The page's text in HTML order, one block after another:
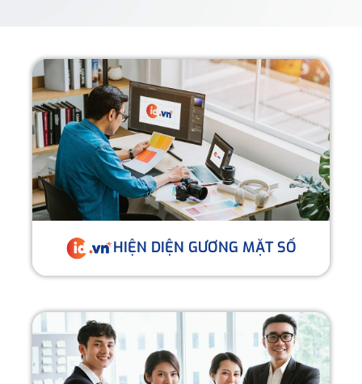
HIỆN DIỆN GƯƠNG MẶT SỐ